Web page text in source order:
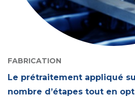
FABRICATION
Le prétraitement appliqué
nombre d’étapes tout en